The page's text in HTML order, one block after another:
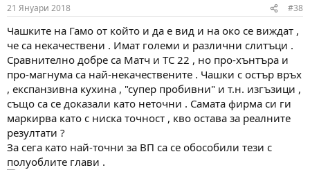
s
21 Януари 2018 #38
Чашките на Гамо от който и да е вид и на око се виждат ,
че са некачествени . Имат големи и различни слитъци .
Сравнително добре са Матч и ТС 22 , но про-хънтъра и
про-магнума са най-некачествените . Чашки с остър връх
, експанзивна кухина , "супер пробивни" и т.н. изгъзици ,
също са се доказали като неточни . Самата фирма си ги
маркирва като с ниска точност , кво остава за реалните
резултати ?
За сега като най-точни за ВП са се обособили тези с
полуоблите глави .